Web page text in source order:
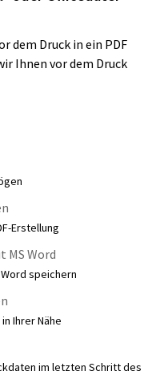
dem Druck in ein PDF
Ihnen vor dem Druck
Erstellung
MS Word
speichern
Ihrer Nähe
im letzten Schritt des